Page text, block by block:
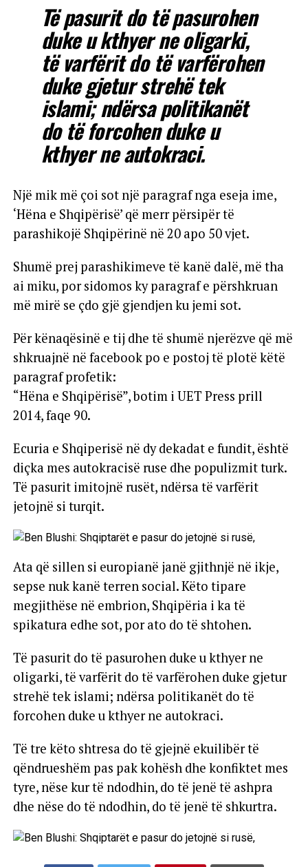
Të pasurit do të pasurohen
duke u kthyer ne oligarki,
të varfërit do të varfërohen
duke gjetur strehë tek
islami; ndërsa politikanët
do të forcohen duke u
kthyer ne autokraci.
Një mik më çoi sot një paragraf nga eseja ime,
‘Hëna e Shqipërisë’ që merr përsipër të
parashikojë Shqipërinë në 20 apo 50 vjet.
Shumë prej parashikimeve të kanë dalë, më tha
ai miku, por sidomos ky paragraf e përshkruan
më mirë se çdo gjë gjendjen ku jemi sot.
Për kënaqësinë e tij dhe të shumë njerëzve që më
shkruajnë në facebook po e postoj të plotë këtë
paragraf profetik:
“Hëna e Shqipërisë”, botim i UET Press prill
2014, faqe 90.
Ecuria e Shqiperisë në dy dekadat e fundit, është
diçka mes autokracisë ruse dhe populizmit turk.
Të pasurit imitojnë rusët, ndërsa të varfërit
jetojnë si turqit.
Ata që sillen si europianë janë gjithnjë në ikje,
sepse nuk kanë terren social. Këto tipare
megjithëse në embrion, Shqipëria i ka të
spikatura edhe sot, por ato do të shtohen.
Të pasurit do të pasurohen duke u kthyer ne
oligarki, të varfërit do të varfërohen duke gjetur
strehë tek islami; ndërsa politikanët do të
forcohen duke u kthyer ne autokraci.
Të tre këto shtresa do të gjejnë ekuilibër të
qëndrueshëm pas pak kohësh dhe konfiktet mes
tyre, nëse kur të ndodhin, do të jenë të ashpra
dhe nëse do të ndodhin, do të jenë të shkurtra.